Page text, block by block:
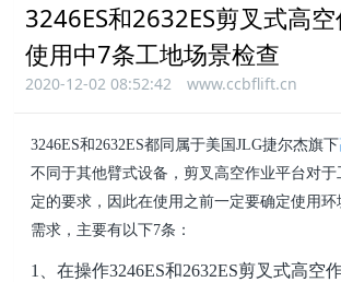
3246ES和2632ES剪叉式高
使用中7条工地场景检查
2020-12-02 08:52:42 www.ccbflift.cn
3246ES和2632ES都同属于美国JLG捷尔杰旗下
不同于其他臂式设备，剪叉高空作业平台对
定的要求，因此在使用之前一定要确定使用环
需求，主要有以下7条：
1、在操作3246ES和2632ES剪叉式高空